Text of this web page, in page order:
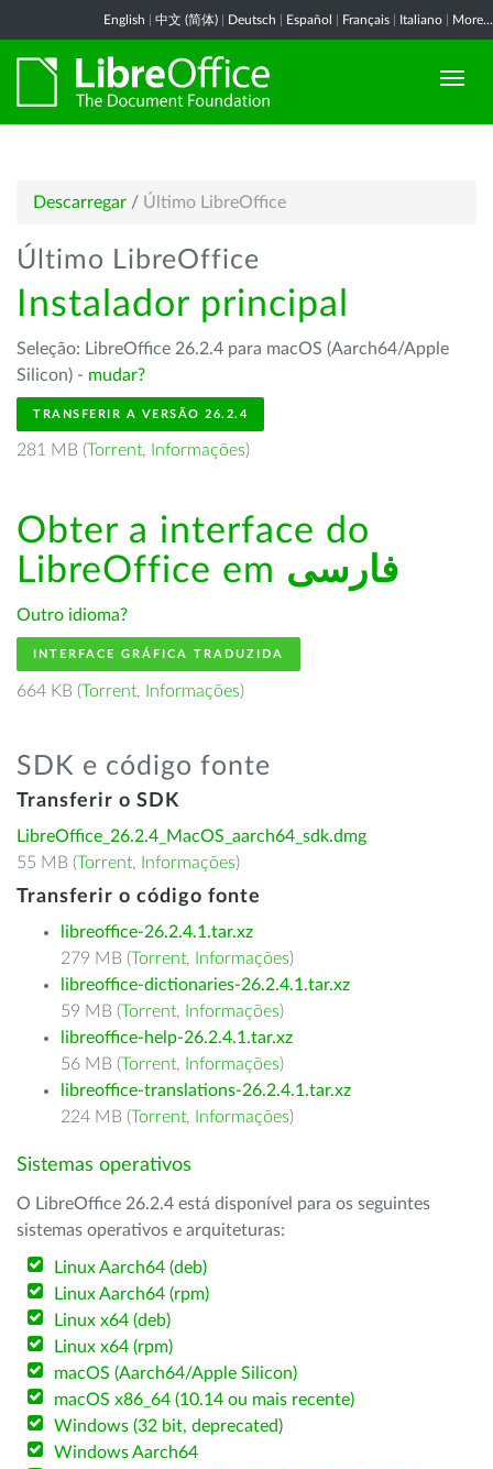
English 中文 (简体) Deutsch Español Français Italiano More...
Descarregar / Último LibreOffice
Último LibreOffice
Instalador principal
Seleção: LibreOffice 26.2.4 para macOS (Aarch64/Apple
Silicon) - mudar?
TRANSFERIR A VERSÃO 26.2.4
281 MB (Torrent, Informações)
Obter a interface do
LibreOffice em فارسى
Outro idioma?
INTERFACE GRÁFICA TRADUZIDA
664 KB (Torrent, Informações)
SDK e código fonte
Transferir o SDK
LibreOffice_26.2.4_MacOS_aarch64_sdk.dmg
55 MB (Torrent, Informações)
Transferir o código fonte
libreoffice-26.2.4.1.tar.xz
279 MB (Torrent, Informações)
libreoffice-dictionaries-26.2.4.1.tar.xz
59 MB (Torrent, Informações)
libreoffice-help-26.2.4.1.tar.xz
56 MB (Torrent, Informações)
libreoffice-translations-26.2.4.1.tar.xz
224 MB (Torrent, Informações)
Sistemas operativos
O LibreOffice 26.2.4 está disponível para os seguintes
sistemas operativos e arquiteturas:
Linux Aarch64 (deb)
Linux Aarch64 (rpm)
Linux x64 (deb)
Linux x64 (rpm)
macOS (Aarch64/Apple Silicon)
macOS x86_64 (10.14 ou mais recente)
Windows (32 bit, deprecated)
Windows Aarch64